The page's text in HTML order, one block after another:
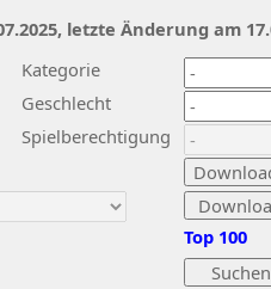
Kategorie
Geschlecht
Spielberechtigung
Top 100
letzte Änderung am